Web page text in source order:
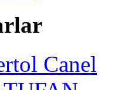
Canel